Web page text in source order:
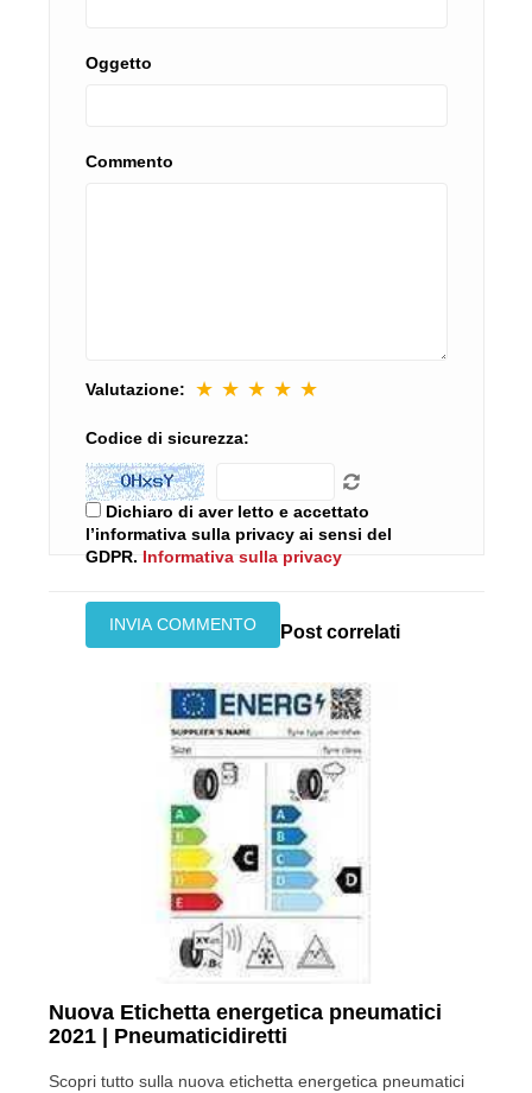
Oggetto
Commento
Valutazione: ★ ★ ★ ★ ★
Codice di sicurezza:
Dichiaro di aver letto e accettato
l’informativa sulla privacy ai sensi del
GDPR. Informativa sulla privacy
Post correlati
Nuova Etichetta energetica pneumatici
2021 | Pneumaticidiretti
Scopri tutto sulla nuova etichetta energetica pneumatici